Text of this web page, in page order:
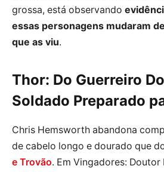
grossa, está observando
essas personagens mudaram
que as viu.
Thor: Do Guerreiro
Soldado Preparado
Chris Hemsworth abandona
de cabelo longo e dourado que
e Trovão. Em Vingadores: Doutor